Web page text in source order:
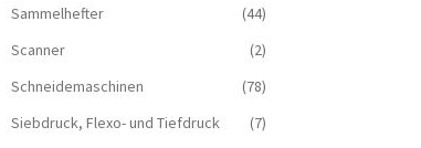
Sammelhefter
(44)
Scanner
(2)
Schneidemaschinen
(78)
Siebdruck, Flexo- und Tiefdruck
(7)